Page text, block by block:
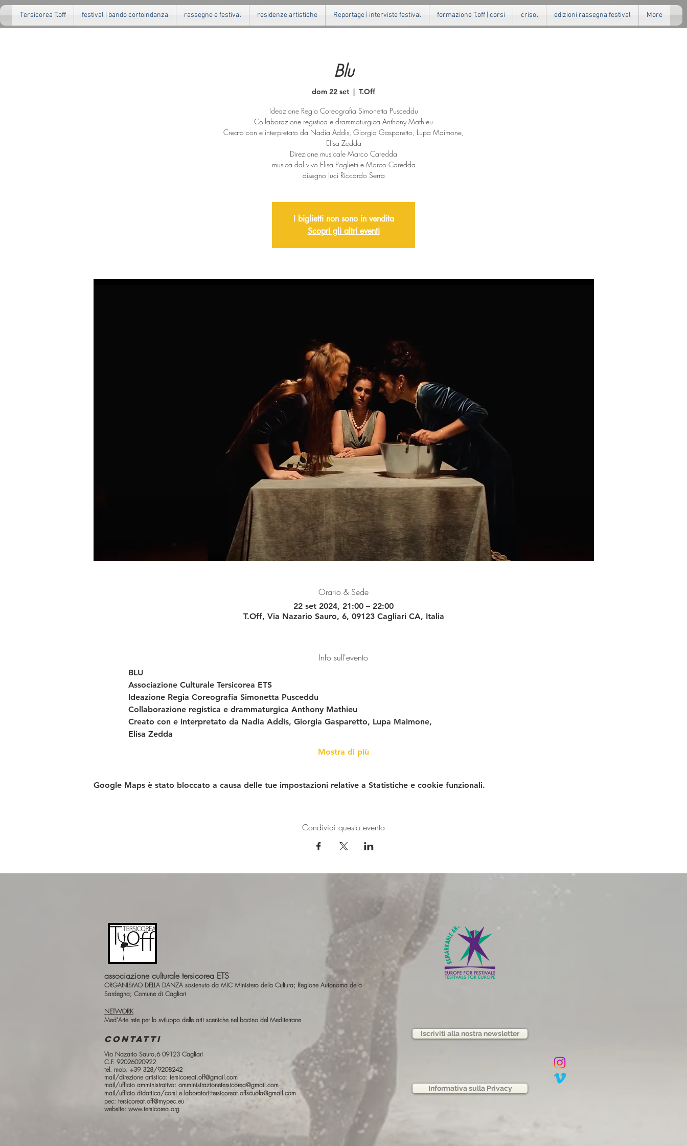
Tersicorea T.off festival | bando cortoindanza rassegne e festival residenze artistiche Reportage | interviste festival formazione T.off | corsi crisol edizioni rassegna festival More
Blu
dom 22 set
  |
T.Off
Ideazione Regia Coreografia Simonetta Pusceddu
Collaborazione registica e drammaturgica Anthony Mathieu
Creato con e interpretato da Nadia Addis, Giorgia Gasparetto, Lupa Maimone,
Elisa Zedda
Direzione musicale Marco Caredda
musica dal vivo Elisa Paglietti e Marco Caredda
disegno luci Riccardo Serra
I biglietti non sono in vendita
Scopri gli altri eventi
Orario & Sede
22 set 2024, 21:00 – 22:00
T.Off, Via Nazario Sauro, 6, 09123 Cagliari CA, Italia
Info sull'evento
BLU
Associazione Culturale Tersicorea ETS
Ideazione Regia Coreografia Simonetta Pusceddu
Collaborazione registica e drammaturgica Anthony Mathieu
Creato con e interpretato da Nadia Addis, Giorgia Gasparetto, Lupa Maimone,
Elisa Zedda
Mostra di più
Google Maps è stato bloccato a causa delle tue impostazioni relative a Statistiche e cookie funzionali.
Condividi questo evento
CONTATTI
associazione culturale tersicorea ETS
ORGANISMO DELLA DANZA sostenuto da MIC Ministero della Cultura; Regione Autonoma della
Sardegna; Comune di Cagliari
NETWORK
Med'Arte rete per lo sviluppo delle arti sceniche nel bacino del Mediterrane
Via Nazario Sauro,6 09123 Cagliari
C.F. 92026020922
tel. mob. +39 328/9208242
mail/direzione artistica: tersicoreat.off@gmail.com
mail/ufficio amministrativo: amministrazionetersicorea@gmail.com
mail/ufficio didattica/corsi e laboratori:tersicoreat.offscuola@gmail.com
pec: tersicoreat.off@mypec.eu
website: www.tersicorea.org
Iscriviti alla nostra newsletter
Informativa sulla Privacy